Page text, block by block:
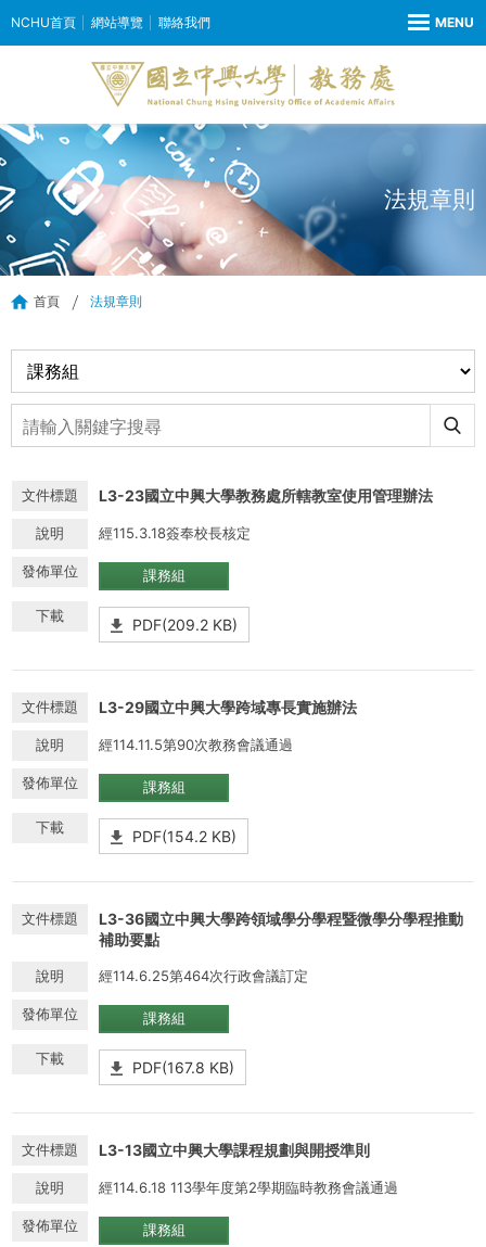
NCHU首頁 網站導覽 聯絡我們
法規章則
首頁 法規章則
L3-23國立中興大學教務處所轄教室使用管理辦法
經115.3.18簽奉校長核定
課務組
PDF(209.2 KB)
L3-29國立中興大學跨域專長實施辦法
經114.11.5第90次教務會議通過
課務組
PDF(154.2 KB)
L3-36國立中興大學跨領域學分學程暨微學分學程推動
補助要點
經114.6.25第464次行政會議訂定
課務組
PDF(167.8 KB)
L3-13國立中興大學課程規劃與開授準則
經114.6.18 113學年度第2學期臨時教務會議通過
課務組